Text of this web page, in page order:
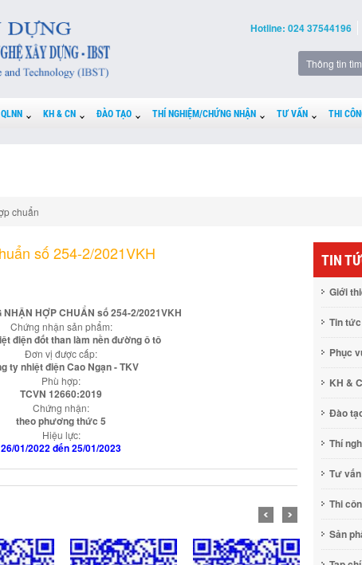
Hotline: 024 37544196
KH & CN ĐÀO TẠO THÍ NGHIỆM/CHỨNG NHẬN TƯ VẤN THI
chuẩn
số 254-2/2021VKH
NHẬN HỢP CHUẨN số 254-2/2021VKH
Chứng nhận sản phẩm:
điện đốt than làm nền đường ô tô
Đơn vị được cấp:
ty nhiệt điện Cao Ngạn - TKV
Phù hợp:
TCVN 12660:2019
Chứng nhận:
theo phương thức 5
Hiệu lực:
26/01/2022 đến 25/01/2023
TIN
Giới
Tin tức
Phục
KH &
Đào
Thí
Tư vấn
Thi
Sản